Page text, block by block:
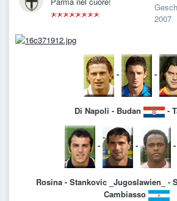
2007
- -
Di Napoli - Budan -
- - -
Rosina - Stankovic _Jugoslawien_ -
Cambiasso